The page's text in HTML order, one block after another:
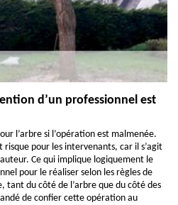
d’un professionnel est
l’arbre si l’opération est malmenée.
pour les intervenants, car il s’agit
Ce qui implique logiquement le
pour le réaliser selon les règles de
tant du côté de l’arbre que du côté des
de confier cette opération au